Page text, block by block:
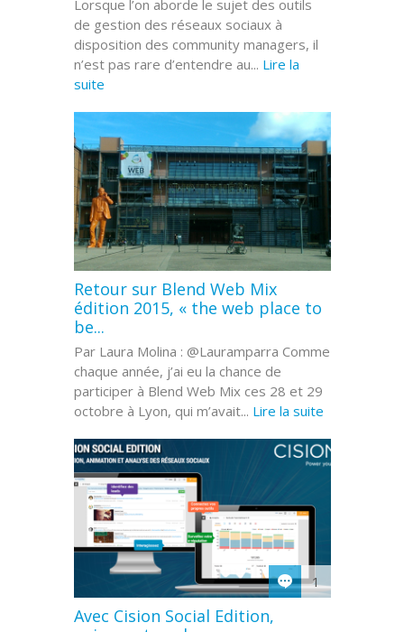
Lorsque l’on aborde le sujet des outils
de gestion des réseaux sociaux à
disposition des community managers, il
n’est pas rare d’entendre au... Lire la
suite
Retour sur Blend Web Mix
édition 2015, « the web place to
be...
Par Laura Molina : @Lauramparra Comme
chaque année, j’ai eu la chance de
participer à Blend Web Mix ces 28 et 29
octobre à Lyon, qui m’avait... Lire la suite
1
Avec Cision Social Edition,